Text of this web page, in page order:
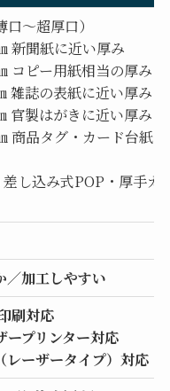
口〜超厚口）
新聞紙に近い厚み
コピー用紙相当の厚み
雑誌の表紙に近い厚み
官製はがきに近い厚み
商品タグ・カード台紙
差し込み式POP・厚手カ
／加工しやすい
刷対応
ープリンター対応
レーザータイプ）対応